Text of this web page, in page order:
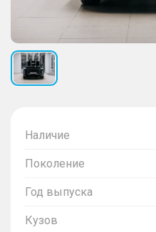
Наличие
Поколение
Год выпуска
Кузов